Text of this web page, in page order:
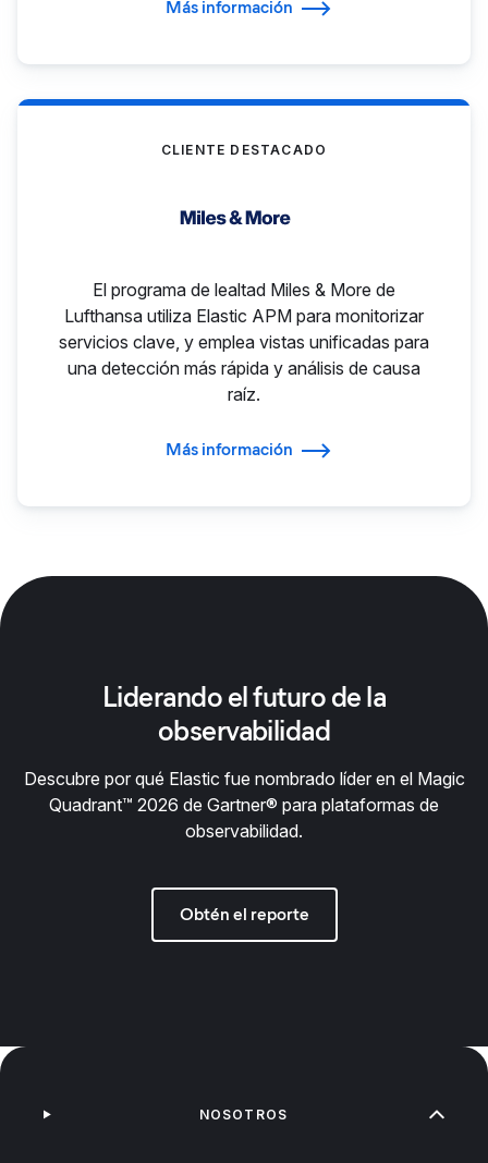
Más información
CLIENTE DESTACADO
El programa de lealtad Miles & More de
Lufthansa utiliza Elastic APM para monitorizar
servicios clave, y emplea vistas unificadas para
una detección más rápida y análisis de causa
raíz.
Más información
Liderando el futuro de la
observabilidad
Descubre por qué Elastic fue nombrado líder en el Magic
Quadrant™ 2026 de Gartner® para plataformas de
observabilidad.
Obtén el reporte
NOSOTROS